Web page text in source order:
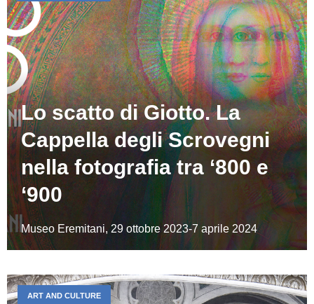
Lo scatto di Giotto. La
Cappella degli Scrovegni
nella fotografia tra ‘800 e
‘900
Museo Eremitani, 29 ottobre 2023-7 aprile 2024
ART AND CULTURE